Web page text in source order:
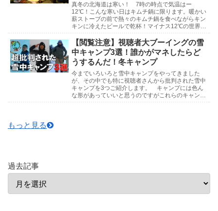
真冬の北海道は寒い！ 7時の時点で気温はー
12℃！こんな寒い日はキムチ鍋に限ります。暖かい
薪ストーブの前で熱々のキムチ鍋を食べながらキン
キンに冷えたビールで乾杯！マイナス12℃の世界で
海道雪中キ...
【閲覧注意】視聴者大ブーイングの雪
中キャンプ3選！誰かがマネしたらど
うするんだ！冬キャンプ
今までいろいろと雪中キャンプをやってきました
が、その中でも特に視聴者さんから批判された雪中
キャンプを3つご紹介します。 キャンプには色ん
な形があっていいと思うのですがこれらのキャンプ
もっと見る
過去記事